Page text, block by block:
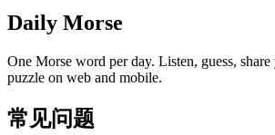
Daily Morse
One Morse word per day. Listen, guess, share
puzzle on web and mobile.
常见问题